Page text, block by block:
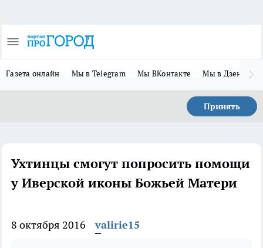
Газета онлайн Мы в Telegram Мы ВКонтакте Мы в Дзене
Принять
Ухтинцы смогут попросить помощи
у Иверской иконы Божьей Матери
8 октября 2016 valirie15